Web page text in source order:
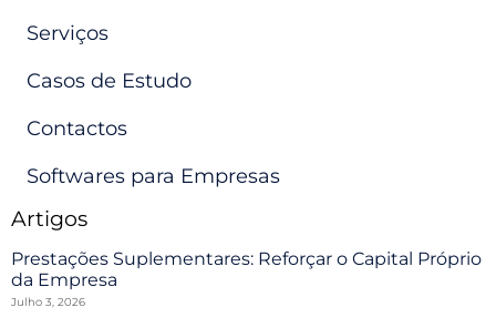
Serviços
Casos de Estudo
Contactos
Softwares para Empresas
Artigos
Prestações Suplementares: Reforçar o Capital Próprio
da Empresa
Julho 3, 2026